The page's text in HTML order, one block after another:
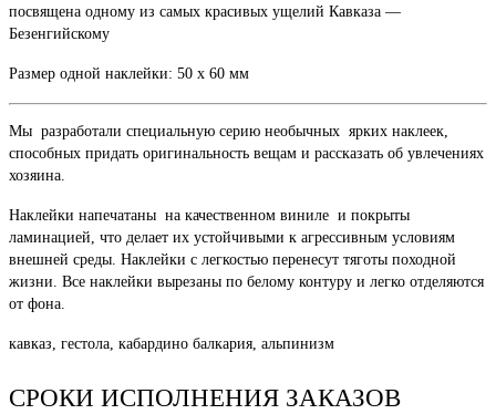
посвящена одному из самых красивых ущелий Кавказа —
Безенгийскому
Размер одной наклейки: 50 х 60 мм
Мы разработали специальную серию необычных ярких наклеек,
способных придать оригинальность вещам и рассказать об увлечениях
хозяина.
Наклейки напечатаны на качественном виниле и покрыты
ламинацией, что делает их устойчивыми к агрессивным условиям
внешней среды. Наклейки с легкостью перенесут тяготы походной
жизни. Все наклейки вырезаны по белому контуру и легко отделяются
от фона.
кавказ, гестола, кабардино балкария, альпинизм
СРОКИ ИСПОЛНЕНИЯ ЗАКАЗОВ